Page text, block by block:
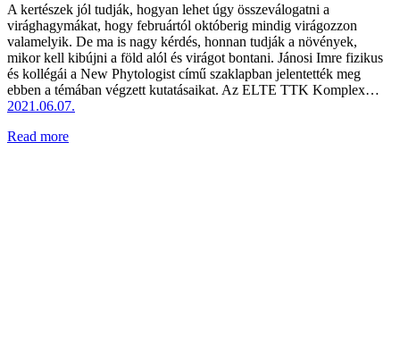
A kertészek jól tudják, hogyan lehet úgy összeválogatni a
virághagymákat, hogy februártól októberig mindig virágozzon
valamelyik. De ma is nagy kérdés, honnan tudják a növények,
mikor kell kibújni a föld alól és virágot bontani. Jánosi Imre fizikus
és kollégái a New Phytologist című szaklapban jelentették meg
ebben a témában végzett kutatásaikat. Az ELTE TTK Komplex…
2021.06.07.
Read more